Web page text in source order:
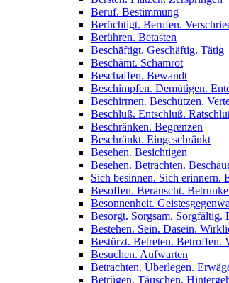
Beruf. Bestimmung
Berüchtigt. Berufen.
Berühren. Betasten
Beschäftigt. Geschäftig. Tätig
Beschämt. Schamrot
Beschaffen. Bewandt
Beschimpfen. Demütigen.
Beschirmen. Beschützen.
Beschluß. Entschluß.
Beschränken. Begrenzen
Beschränkt. Eingeschränkt
Besehen. Besichtigen
Besehen. Betrachten.
Sich besinnen. Sich erinnern.
Besoffen. Berauscht.
Besonnenheit.
Besorgt. Sorgsam. Sorgfältig.
Bestehen. Sein. Dasein.
Bestürzt. Betreten. Betroffen.
Besuchen. Aufwarten
Betrachten. Überlegen.
Betrügen. Täuschen.